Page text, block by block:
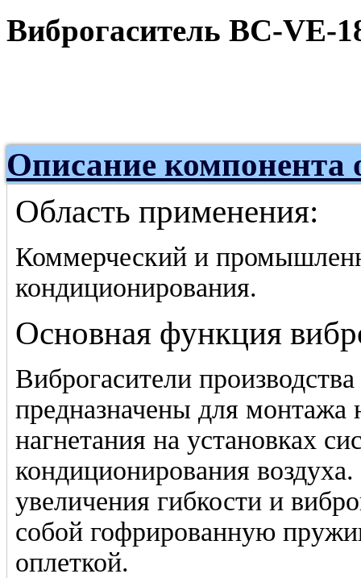
Виброгаситель BC-VE-
Описание компонента
Область применения:
Коммерческий и
кондиционирования.
Основная функция
Виброгасители производства
предназначены для монтажа
нагнетания на установках
кондиционирования
увеличения гибкости и
собой гофрированную
оплеткой.